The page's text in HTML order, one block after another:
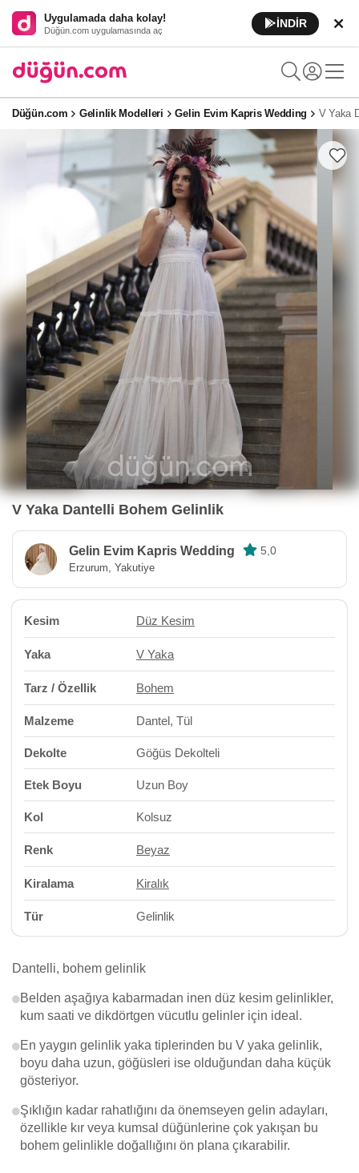
Uygulamada daha kolay!
Düğün.com uygulamasında aç
İNDİR
Düğün.com Gelinlik Modelleri Gelin Evim Kapris Wedding V Yaka
V Yaka Dantelli Bohem Gelinlik
Gelin Evim Kapris Wedding 5,0
Erzurum, Yakutiye
Kesim Düz Kesim
Yaka V Yaka
Tarz / Özellik Bohem
Malzeme Dantel, Tül
Dekolte Göğüs Dekolteli
Etek Boyu Uzun Boy
Kol Kolsuz
Renk Beyaz
Kiralama Kiralık
Tür Gelinlik
Dantelli, bohem gelinlik
Belden aşağıya kabarmadan inen düz kesim gelinlikler,
kum saati ve dikdörtgen vücutlu gelinler için ideal.
En yaygın gelinlik yaka tiplerinden bu V yaka gelinlik,
boyu daha uzun, göğüsleri ise olduğundan daha küçük
gösteriyor.
Şıklığın kadar rahatlığını da önemseyen gelin adayları,
özellikle kır veya kumsal düğünlerine çok yakışan bu
bohem gelinlikle doğallığını ön plana çıkarabilir.